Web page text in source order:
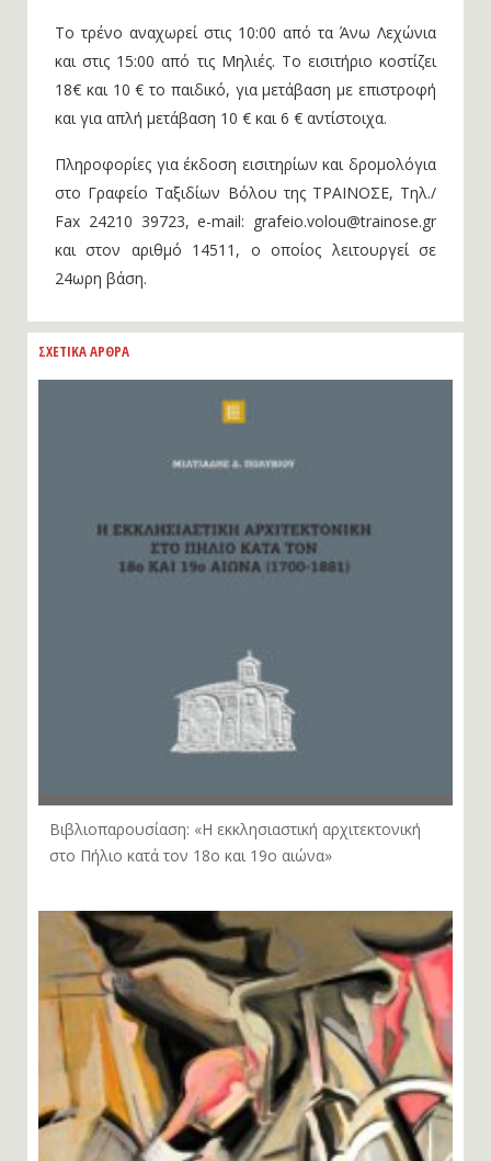
Το τρένο αναχωρεί στις 10:00 από τα Άνω Λεχώνια
και στις 15:00 από τις Μηλιές. Το εισιτήριο κοστίζει
18€ και 10 € το παιδικό, για μετάβαση με επιστροφή
Πληροφορίες για έκδοση εισιτηρίων και δρομολόγια
στο Γραφείο Ταξιδίων Βόλου της ΤΡΑΙΝΟΣΕ, Τηλ./
Fax 24210 39723, e-mail: grafeio.volou@trainose.gr
και στον αριθμό 14511, ο οποίος λειτουργεί σε
Βιβλιοπαρουσίαση: «Η εκκλησιαστική αρχιτεκτονική